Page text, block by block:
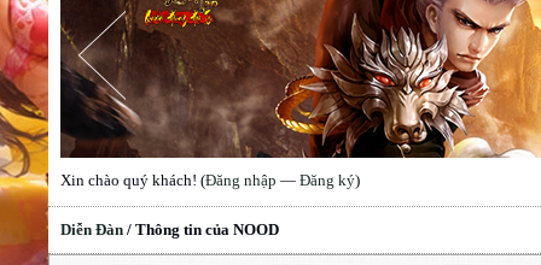
Xin chào quý khách! (Đăng nhập — Đăng ký)
Diễn Đàn / Thông tin của NOOD